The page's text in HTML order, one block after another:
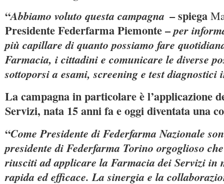
“Abbiamo voluto questa campagna – spiega
Presidente Federfarma Piemonte –per
più capillare di quanto possiamo fare
Farmacia, i cittadini e comunicare le diverse
sottoporsi a esami, screening e test diagnostici
La campagna in particolare è l’applicazione
Servizi, nata 15 anni fa e oggi diventata una
“Come Presidente di Federfarma Nazionale
presidente di Federfarma Torino orgoglioso
riusciti ad applicare la Farmacia dei Servizi in
rapida ed efficace. La sinergia e la